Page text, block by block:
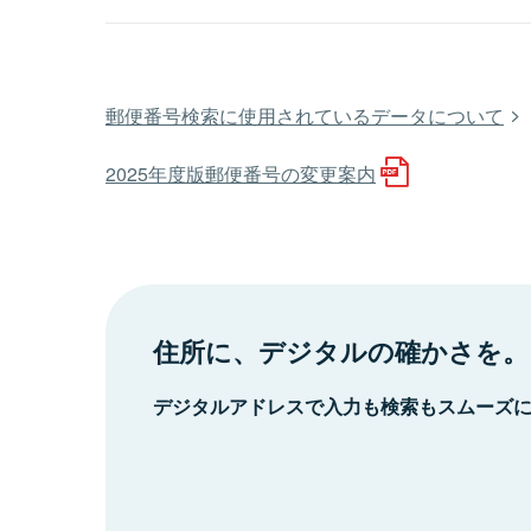
郵便番号検索に使用されているデータについて
2025年度版郵便番号の変更案内
住所に、デジタルの確かさを。
デジタルアドレスで入力も検索もスムーズ